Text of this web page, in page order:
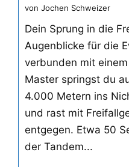
von Jochen Schweizer
Dein Sprung in die
Augenblicke für die
verbunden mit
Master springst du
4.000 Metern ins
und rast mit
entgegen. Etwa 50
der Tandem...